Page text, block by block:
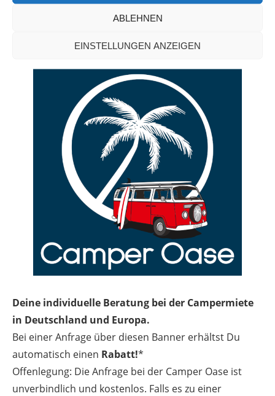
ABLEHNEN
EINSTELLUNGEN ANZEIGEN
Deine individuelle Beratung bei der Campermiete
in Deutschland und Europa.
Bei einer Anfrage über diesen Banner erhältst Du
automatisch einen Rabatt!*
Offenlegung: Die Anfrage bei der Camper Oase ist
unverbindlich und kostenlos. Falls es zu einer